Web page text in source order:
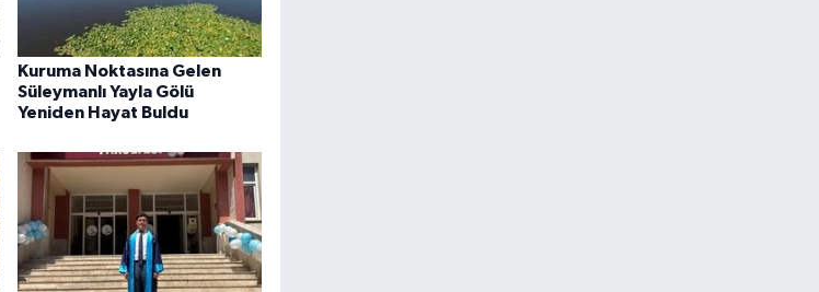
Kuruma Noktasına Gelen
Süleymanlı Yayla Gölü
Yeniden Hayat Buldu